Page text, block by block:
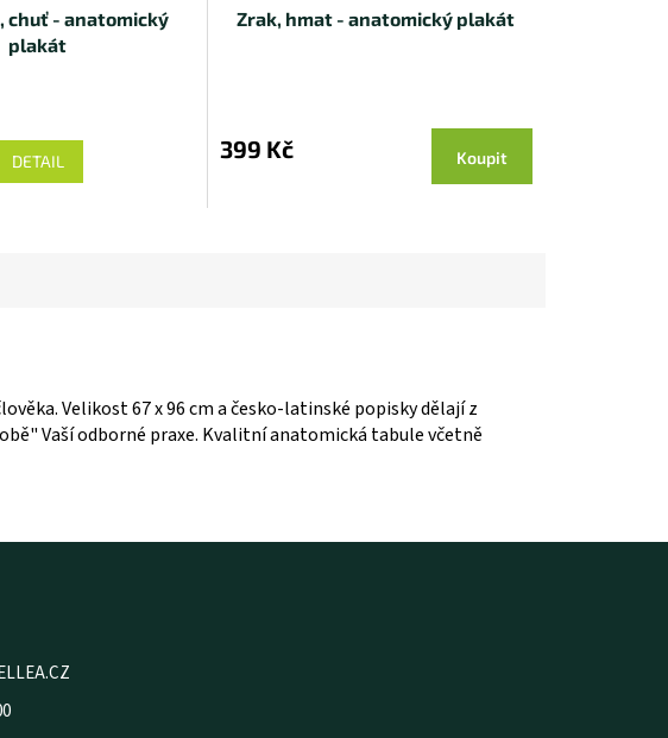
chuť - anatomický
plakát
DETAIL
Zrak, hmat - anatomický plakát
399 Kč Koupit
Velikost 67 x 96 cm a česko-latinské popisky dělají z
Vaší odborné praxe. Kvalitní anatomická tabule včetně